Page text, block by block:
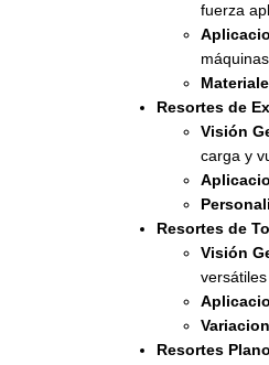
fuerza
Resortes de
Visión
carga y
Resortes de
Visión
Resortes